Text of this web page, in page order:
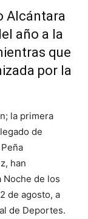
Alcántara
año a la
que
por la
la primera
de
han
Noche de los
de agosto, a
de Deportes.